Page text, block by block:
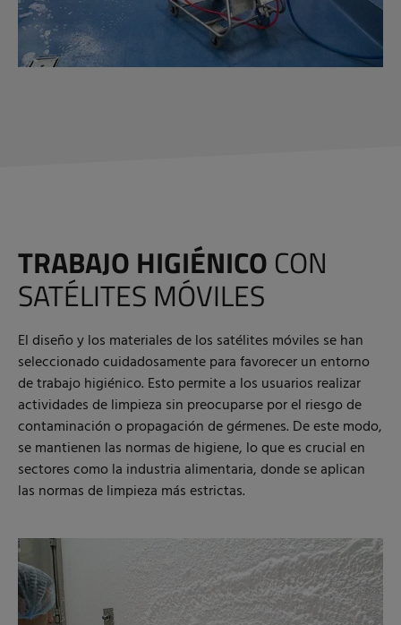
TRABAJO HIGIÉNICO CON
SATÉLITES MÓVILES
El diseño y los materiales de los satélites móviles se han
seleccionado cuidadosamente para favorecer un entorno
de trabajo higiénico. Esto permite a los usuarios realizar
actividades de limpieza sin preocuparse por el riesgo de
contaminación o propagación de gérmenes. De este modo,
se mantienen las normas de higiene, lo que es crucial en
sectores como la industria alimentaria, donde se aplican
las normas de limpieza más estrictas.